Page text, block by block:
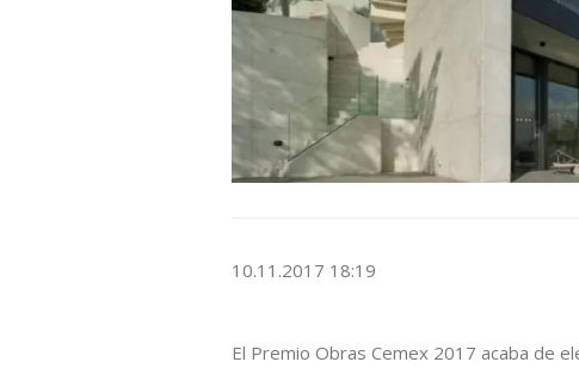
10.11.2017 18:19
El Premio Obras Cemex 2017 acaba de